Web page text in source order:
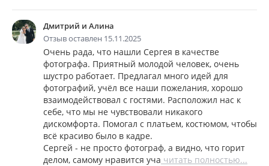
Дмитрий и Алина
Отзыв оставлен 15.11.2025
Очень рада, что нашли Сергея в качестве
фотографа. Приятный молодой человек, очень
шустро работает. Предлагал много идей для
фотографий, учёл все наши пожелания, хорошо
взаимодействовал с гостями. Расположил нас к
себе, что мы не чувствовали никакого
дискомфорта. Помогал с платьем, костюмом, чтобы
всё красиво было в кадре.
Сергей - не просто фотограф, а видно, что горит
делом, самому нравится уча читать полностью...